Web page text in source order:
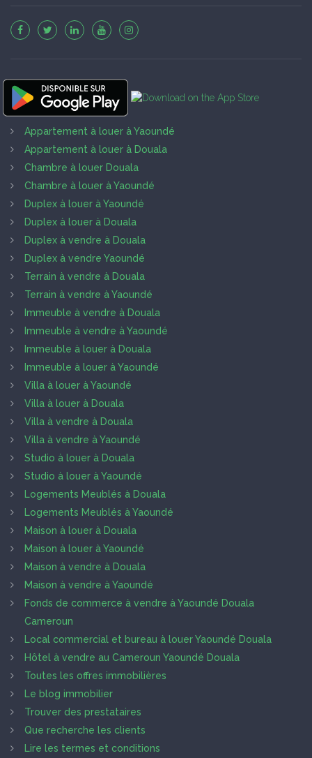
Appartement à louer à Yaoundé
Appartement à louer à Douala
Chambre à louer Douala
Chambre à louer à Yaoundé
Duplex à louer à Yaoundé
Duplex à louer à Douala
Duplex à vendre à Douala
Duplex à vendre Yaoundé
Terrain à vendre à Douala
Terrain à vendre à Yaoundé
Immeuble à vendre à Douala
Immeuble à vendre à Yaoundé
Immeuble à louer à Douala
Immeuble à louer à Yaoundé
Villa à louer à Yaoundé
Villa à louer à Douala
Villa à vendre à Douala
Villa à vendre à Yaoundé
Studio à louer à Douala
Studio à louer à Yaoundé
Logements Meublés à Douala
Logements Meublés à Yaoundé
Maison à louer à Douala
Maison à louer à Yaoundé
Maison à vendre à Douala
Maison à vendre à Yaoundé
Fonds de commerce à vendre à Yaoundé Douala
Cameroun
Local commercial et bureau à louer Yaoundé Douala
Hôtel à vendre au Cameroun Yaoundé Douala
Toutes les offres immobilières
Le blog immobilier
Trouver des prestataires
Que recherche les clients
Lire les termes et conditions